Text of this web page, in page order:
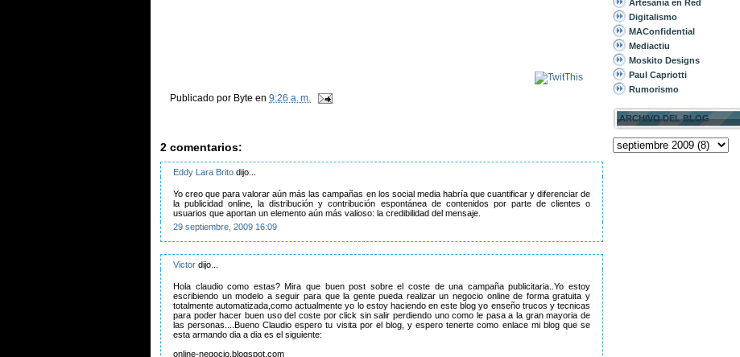
Publicado por Byte en 9:26 a. m.
2 comentarios:
Eddy Lara Brito dijo...
Yo creo que para valorar aún más las campañas en los social media habría que cuantificar y diferenciar de
la publicidad online, la distribución y contribución espontánea de contenidos por parte de clientes o
usuarios que aportan un elemento aún más valioso: la credibilidad del mensaje.
29 septiembre, 2009 16:09
Victor dijo...
Hola claudio como estas? Mira que buen post sobre el coste de una campaña publicitaria..Yo estoy
escribiendo un modelo a seguir para que la gente pueda realizar un negocio online de forma gratuita y
totalmente automatizada,como actualmente yo lo estoy haciendo en este blog yo enseño trucos y tecnicas
para poder hacer buen uso del coste por click sin salir perdiendo uno como le pasa a la gran mayoria de
las personas....Bueno Claudio espero tu visita por el blog, y espero tenerte como enlace mi blog que se
esta armando dia a dia es el siguiente:
online-negocio.blogspot.com
Artesanía en Red
Digitalismo
MAConfidential
Mediactiu
Moskito Designs
Paul Capriotti
Rumorismo
ARCHIVO DEL BLOG